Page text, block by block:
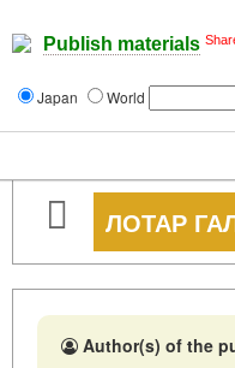
Publish materials
Japan World
ЛОТАР
Author(s) of the